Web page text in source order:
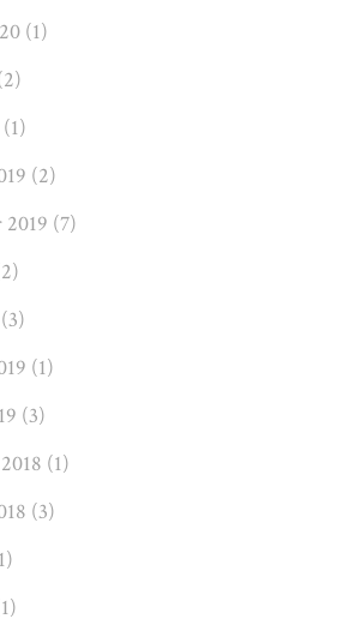
(1)
(1)
(2)
2019 (7)
(3)
(1)
(3)
(1)
(3)